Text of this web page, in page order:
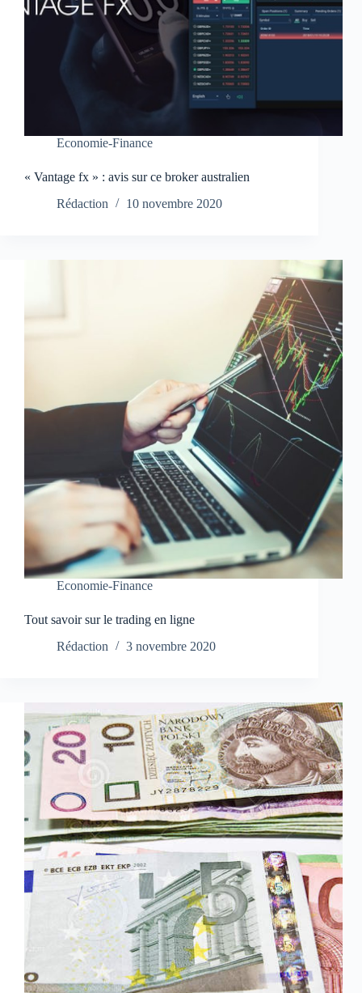
Economie-Finance
« Vantage fx » : avis sur ce broker australien
Rédaction
10 novembre 2020
Economie-Finance
Tout savoir sur le trading en ligne
Rédaction
3 novembre 2020